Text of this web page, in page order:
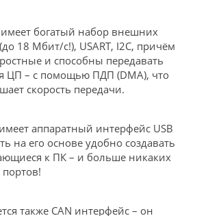
богатый набор внешних
18 Мбит/с!), USART, I2C, причём
и способны передавать
ЦП – с помощью ПДП (DMA), что
скорость передачи.
аппаратный интерфейс USB
на его основе удобно создавать
к ПК – и больше никаких
также CAN интерфейс – он